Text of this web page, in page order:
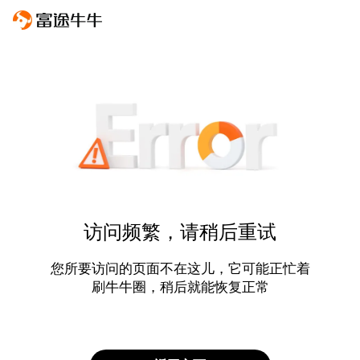
访问频繁，请稍后重试
您所要访问的页面不在这儿，它可能正忙着
刷牛牛圈，稍后就能恢复正常